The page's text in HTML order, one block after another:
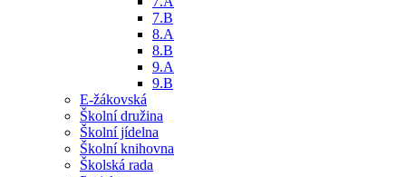
7.B
8.A
8.B
9.A
9.B
E-žákovská
Školní družina
Školní jídelna
Školní knihovna
Školská rada